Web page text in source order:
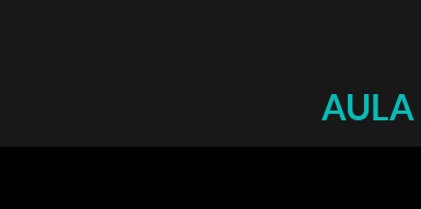
AULA